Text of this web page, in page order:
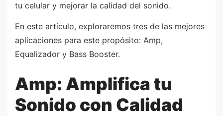
tu celular y mejorar la calidad del sonido.
En este artículo, exploraremos tres de las mejores
aplicaciones para este propósito: Amp,
Equalizador y Bass Booster.
Amp: Amplifica tu
Sonido con Calidad